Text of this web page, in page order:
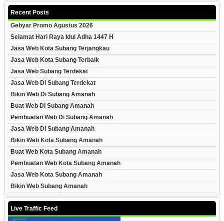
Recent Posts
Gebyar Promo Agustus 2026
Selamat Hari Raya Idul Adha 1447 H
Jasa Web Kota Subang Terjangkau
Jasa Web Kota Subang Terbaik
Jasa Web Subang Terdekat
Jasa Web Di Subang Terdekat
Bikin Web Di Subang Amanah
Buat Web Di Subang Amanah
Pembuatan Web Di Subang Amanah
Jasa Web Di Subang Amanah
Bikin Web Kota Subang Amanah
Buat Web Kota Subang Amanah
Pembuatan Web Kota Subang Amanah
Jasa Web Kota Subang Amanah
Bikin Web Subang Amanah
Live Traffic Feed